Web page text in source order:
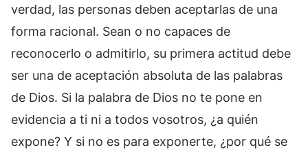
verdad, las personas deben aceptarlas de una
forma racional. Sean o no capaces de
reconocerlo o admitirlo, su primera actitud debe
ser una de aceptación absoluta de las palabras
de Dios. Si la palabra de Dios no te pone en
evidencia a ti ni a todos vosotros, ¿a quién
expone? Y si no es para exponerte, ¿por qué se